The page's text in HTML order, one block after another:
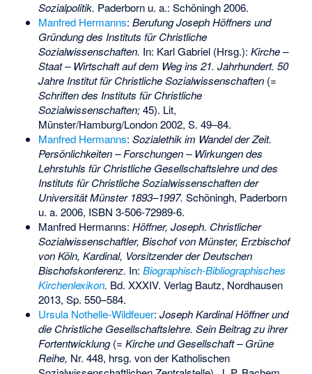
Sozialpolitik. Paderborn u. a.: Schöningh 2006.
Manfred Hermanns: Berufung Joseph Höffners und
Gründung des Instituts für Christliche
Sozialwissenschaften. In: Karl Gabriel (Hrsg.): Kirche –
Staat – Wirtschaft auf dem Weg ins 21. Jahrhundert. 50
Jahre Institut für Christliche Sozialwissenschaften(=
Schriften des Instituts für Christliche
Sozialwissenschaften;45). Lit,
Münster/Hamburg/London 2002, S. 49–84.
Manfred Hermanns: Sozialethik im Wandel der Zeit.
Persönlichkeiten – Forschungen – Wirkungen des
Lehrstuhls für Christliche Gesellschaftslehre und des
Instituts für Christliche Sozialwissenschaften der
Universität Münster 1893–1997. Schöningh, Paderborn
u. a. 2006, ISBN 3-506-72989-6.
Manfred Hermanns: Höffner, Joseph. Christlicher
Sozialwissenschaftler, Bischof von Münster, Erzbischof
von Köln, Kardinal, Vorsitzender der Deutschen
Bischofskonferenz. In: Biographisch-Bibliographisches
Kirchenlexikon. Bd. XXXIV. Verlag Bautz, Nordhausen
2013, Sp. 550–584.
Ursula Nothelle-Wildfeuer: Joseph Kardinal Höffner und
die Christliche Gesellschaftslehre. Sein Beitrag zu ihrer
Fortentwicklung(= Kirche und Gesellschaft – Grüne
Reihe, Nr. 448, hrsg. von der Katholischen